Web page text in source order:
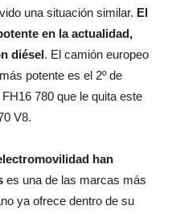
una situación similar. El
en la actualidad,
diésel. El camión europeo
potente es el 2º de
780 que le quita este
V8.
han
es una de las marcas más
ya ofrece dentro de su